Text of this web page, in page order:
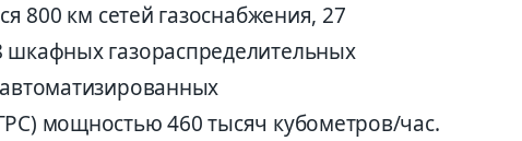
800 км сетей газоснабжения, 27
шкафных газораспределительных
мощностью 460 тысяч кубометров/час.